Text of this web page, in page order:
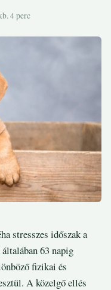
4 perc
stresszes időszak a
63 napig
fizikai és
A közelgő ellés